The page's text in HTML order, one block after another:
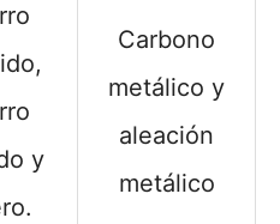
y
Carbono
metálico y
aleación
metálico